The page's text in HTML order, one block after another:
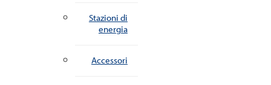
Stazioni di
energia
Accessori